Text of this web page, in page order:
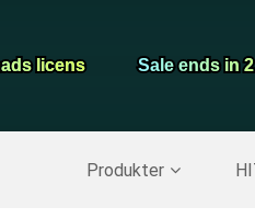
licens
licens Sale ends in
Sale ends in
Produkter
Screen Recorder
Backup>>